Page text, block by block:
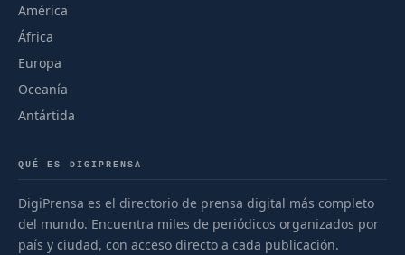
América
África
Europa
Oceanía
Antártida
QUÉ ES DIGIPRENSA
DigiPrensa es el directorio de prensa digital más completo
del mundo. Encuentra miles de periódicos organizados por
país y ciudad, con acceso directo a cada publicación.